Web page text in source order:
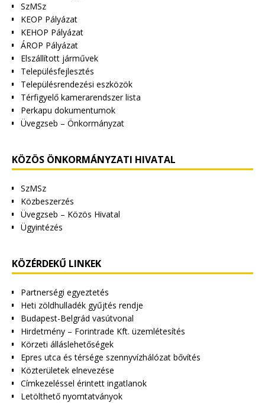
SzMSz
KEOP Pályázat
KEHOP Pályázat
ÁROP Pályázat
Elszállított járművek
Településfejlesztés
Településrendezési eszközök
Térfigyelő kamerarendszer lista
Perkapu dokumentumok
Üvegzseb – Önkormányzat
KÖZÖS ÖNKORMÁNYZATI HIVATAL
SzMSz
Közbeszerzés
Üvegzseb – Közös Hivatal
Ügyintézés
KÖZÉRDEKŰ LINKEK
Partnerségi egyeztetés
Heti zöldhulladék gyűjtés rendje
Budapest-Belgrád vasútvonal
Hirdetmény – Forintrade Kft. üzemlétesítés
Körzeti álláslehetőségek
Epres utca és térsége szennyvízhálózat bővítés
Közterületek elnevezése
Címkezeléssel érintett ingatlanok
Letölthető nyomtatványok